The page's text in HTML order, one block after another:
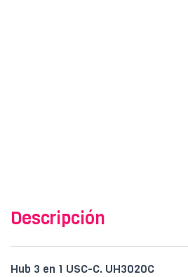
Descripción
Hub 3 en 1 USC-C. UH3020C